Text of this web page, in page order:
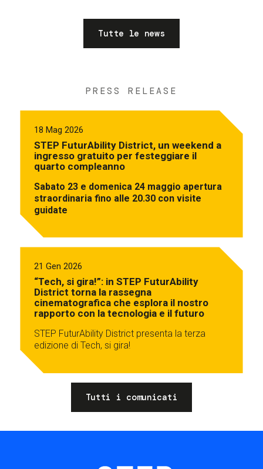
Tutte le news
PRESS RELEASE
18 Mag 2026
STEP FuturAbility District, un weekend a
ingresso gratuito per festeggiare il
quarto compleanno
Sabato 23 e domenica 24 maggio apertura
straordinaria fino alle 20.30 con visite
guidate
21 Gen 2026
“Tech, si gira!”: in STEP FuturAbility
District torna la rassegna
cinematografica che esplora il nostro
rapporto con la tecnologia e il futuro
STEP FuturAbility District presenta la terza
edizione di Tech, si gira!
Tutti i comunicati